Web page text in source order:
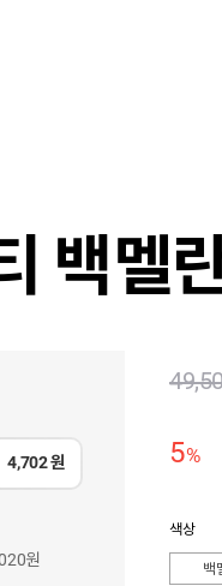
백멜
4,702원
원
5%
색상
백